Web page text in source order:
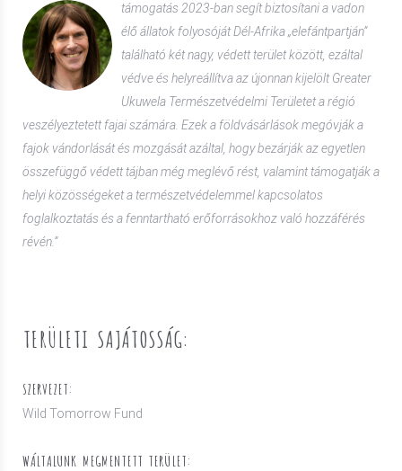
támogatás 2023-ban segít biztosítani a vadon
élő állatok folyosóját Dél-Afrika „elefántpartján”
található két nagy, védett terület között, ezáltal
védve és helyreállítva az újonnan kijelölt Greater
Ukuwela Természetvédelmi Területet a régió
veszélyeztetett fajai számára. Ezek a földvásárlások megóvják a
fajok vándorlását és mozgását azáltal, hogy bezárják az egyetlen
összefüggő védett tájban még meglévő rést, valamint támogatják a
helyi közösségeket a természetvédelemmel kapcsolatos
foglalkoztatás és a fenntartható erőforrásokhoz való hozzáférés
révén.”
TERÜLETI SAJÁTOSSÁG:
SZERVEZET:
Wild Tomorrow Fund
WÁLTALUNK MEGMENTETT TERÜLET: